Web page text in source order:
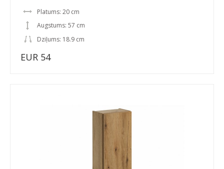
Platums: 20 cm
Augstums: 57 cm
Dziļums: 18.9 cm
EUR 54